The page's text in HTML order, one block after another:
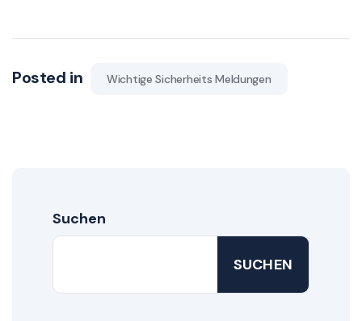
Posted in Wichtige Sicherheits Meldungen
Suchen
SUCHEN